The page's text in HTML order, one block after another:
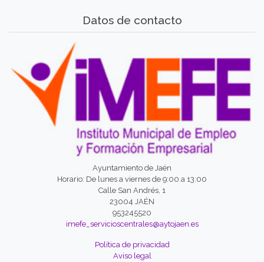
Datos de contacto
Ayuntamiento de Jaén
Horario: De lunes a viernes de 9:00 a 13:00
Calle San Andrés, 1
23004 JAÉN
953245520
imefe_servicioscentrales@aytojaen.es
Política de privacidad
Aviso legal